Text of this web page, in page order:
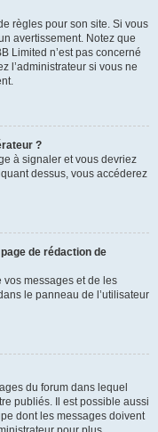
règles pour son site. Si vous
avertissement. Notez que
Limited n’est pas concerné
l’administrateur si vous ne
?
à signaler et vous devriez
dessus, vous accéderez
de rédaction de
messages et de les
le panneau de l’utilisateur
du forum dans lequel
publiés. Il est possible aussi
dont les messages doivent